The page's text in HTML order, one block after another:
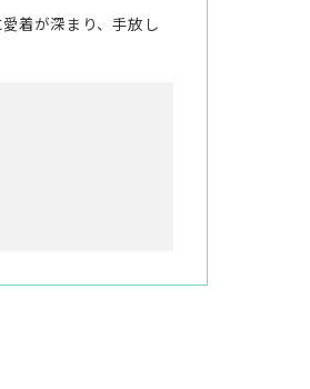
着が深まり、手放し